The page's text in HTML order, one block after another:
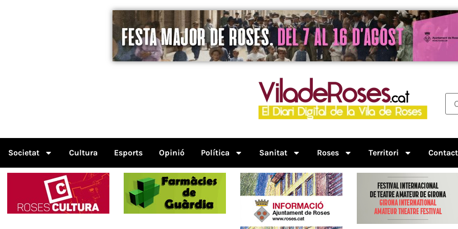
Societat Cultura Esports Opinió Política Sanitat Roses Territori